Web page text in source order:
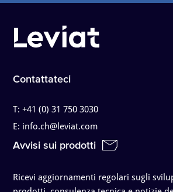
Contattateci
T:+41 (0) 31 750 3030
E: info.ch@leviat.com
Avvisi sui prodotti
Ricevi aggiornamenti regolari sugli